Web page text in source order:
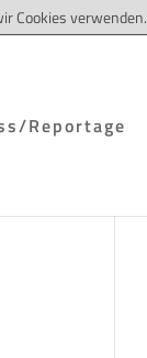
Reportage
Cookies verwenden.